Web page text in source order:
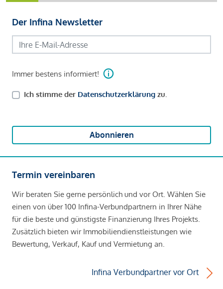
Der Infina Newsletter
Immer bestens informiert!
Ich stimme der Datenschutzerklärung zu.
Abonnieren
Termin vereinbaren
Wir beraten Sie gerne persönlich und vor Ort. Wählen Sie
einen von über 100 Infina-Verbundpartnern in Ihrer Nähe
für die beste und günstigste Finanzierung Ihres Projekts.
Zusätzlich bieten wir Immobiliendienstleistungen wie
Bewertung, Verkauf, Kauf und Vermietung an.
Infina Verbundpartner vor Ort